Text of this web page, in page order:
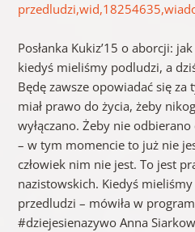
Posłanka Kukiz’15 o aborcji:
kiedyś mieliśmy podludzi, a
Będę zawsze opowiadać się za
miał prawo do życia, żeby
wyłączano. Żeby nie
– w tym momencie to już nie
człowiek nim nie jest. To jest
nazistowskich. Kiedyś
przedludzi – mówiła w
#dziejesienazywo Anna